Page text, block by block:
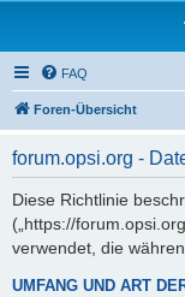
FAQ
Foren-Übersicht
forum.opsi.org -
Diese Richtlinie
(„https://
verwendet, die
UMFANG UND ART